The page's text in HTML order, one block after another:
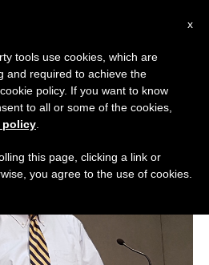
x
tools use cookies, which are
and required to achieve the
policy. If you want to know
to all or some of the cookies,
policy
this page, clicking a link or
you agree to the use of cookies.